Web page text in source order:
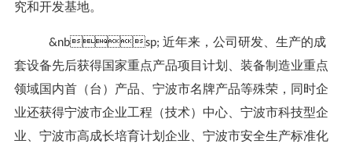
究和开发基地。
&nbsp; 近年来，公司研发、生产的成
套设备先后获得国家重点产品项目计划、装备制造业重点
领域国内首（台）产品、宁波市名牌产品等殊荣，同时企
业还获得宁波市企业工程（技术）中心、宁波市科技型企
业、宁波市高成长培育计划企业、宁波市安全生产标准化